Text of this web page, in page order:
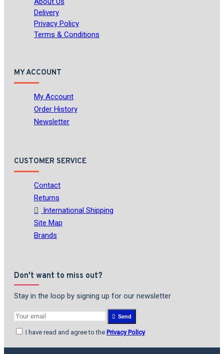
Delivery
Privacy Policy
Terms & Conditions
MY ACCOUNT
My Account
Order History
Newsletter
CUSTOMER SERVICE
Contact
Returns
International Shipping
Site Map
Brands
Don't want to miss out?
Stay in the loop by signing up for our newsletter
Send
I have read and agree to the Privacy Policy